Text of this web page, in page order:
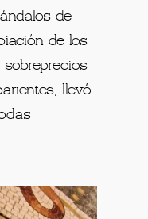
de
de los
llevó